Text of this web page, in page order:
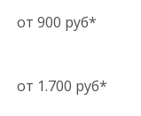
от 900 руб*
от 1.700 руб*